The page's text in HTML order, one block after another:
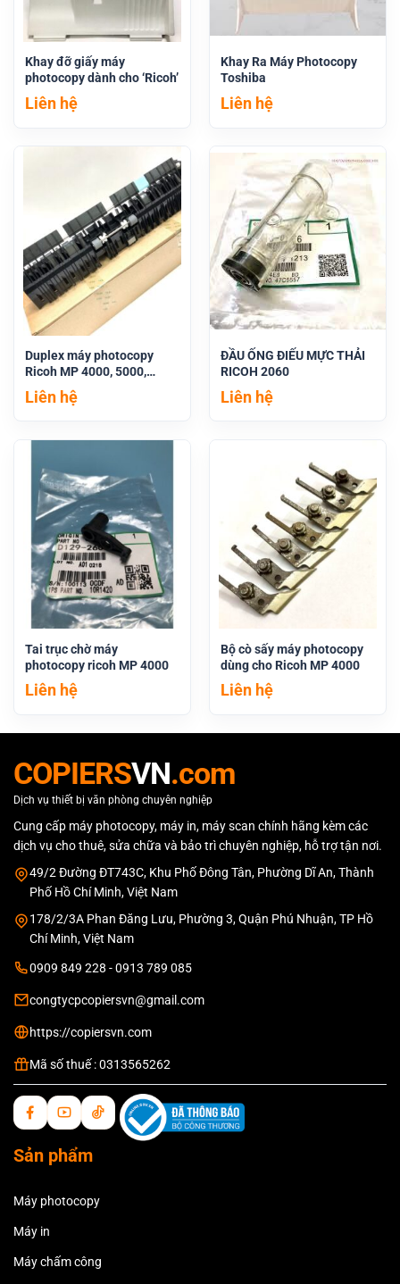
Khay đỡ giấy máy
photocopy dành cho ‘Ricoh’
Liên hệ
Khay Ra Máy Photocopy
Toshiba
Liên hệ
Duplex máy photocopy
Ricoh MP 4000, 5000,
4001, 5001, 4002, 5002,
5003
Liên hệ
ĐẦU ỐNG ĐIẾU MỰC THẢI
RICOH 2060
Liên hệ
Tai trục chờ máy
photocopy ricoh MP 4000
Liên hệ
Bộ cò sấy máy photocopy
dùng cho Ricoh MP 4000
Liên hệ
COPIERSVN.com
Dịch vụ thiết bị văn phòng chuyên nghiệp
Cung cấp máy photocopy, máy in, máy scan chính hãng kèm các
dịch vụ cho thuê, sửa chữa và bảo trì chuyên nghiệp, hỗ trợ tận nơi.
49/2 Đường ĐT743C, Khu Phố Đông Tân, Phường Dĩ An, Thành
Phố Hồ Chí Minh, Việt Nam
178/2/3A Phan Đăng Lưu, Phường 3, Quận Phú Nhuận, TP Hồ
Chí Minh, Việt Nam
0909 849 228 - 0913 789 085
congtycpcopiersvn@gmail.com
https://copiersvn.com
Mã số thuế : 0313565262
Sản phẩm
Máy photocopy
Máy in
Máy chấm công